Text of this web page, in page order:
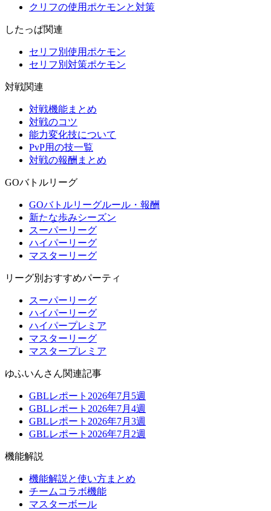
クリフの使用ポケモンと対策
したっぱ関連
セリフ別使用ポケモン
セリフ別対策ポケモン
対戦関連
対戦機能まとめ
対戦のコツ
能力変化技について
PvP用の技一覧
対戦の報酬まとめ
GOバトルリーグ
GOバトルリーグルール・報酬
新たな歩みシーズン
スーパーリーグ
ハイパーリーグ
マスターリーグ
リーグ別おすすめパーティ
スーパーリーグ
ハイパーリーグ
ハイパープレミア
マスターリーグ
マスタープレミア
ゆふいんさん関連記事
GBLレポート2026年7月5週
GBLレポート2026年7月4週
GBLレポート2026年7月3週
GBLレポート2026年7月2週
機能解説
機能解説と使い方まとめ
チームコラボ機能
マスターボール